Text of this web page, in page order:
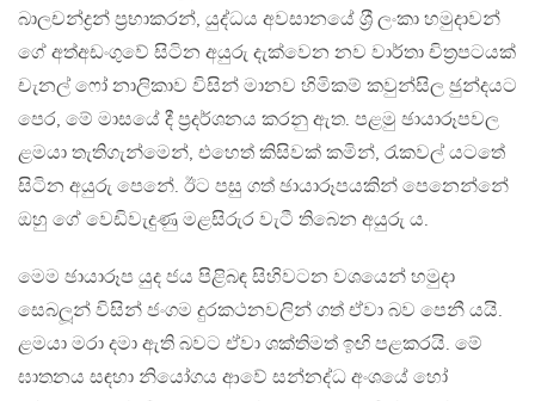
බාලචන්ද්‍රන් ප‍්‍රභාකරන්, යුද්ධය අවසානයේ ශ‍්‍රී ලංකා හමුදාවන්
ගේ අත්අඩංගුවේ සිටින අයුරු දැක්වෙන නව වාර්තා චිත‍්‍රපටයක්
චැනල් ෆෝ නාලිකාව විසින් මානව හිමිකම් කවුන්සිල ඡුන්දයට
පෙර, මේ මාසයේ දී ප‍්‍රදර්ශනය කරනු ඇත. පළමු ඡායාරූපවල
ළමයා තැතිගැන්මෙන්, එහෙත් කිසිවක් කමින්, රැකවල් යටතේ
සිටින අයුරු පෙනේ. ඊට පසු ගත් ඡායාරූපයකින් පෙනෙන්නේ
ඔහු ගේ වෙඩිවැදුණු මළසිරුර වැටී තිබෙන අයුරු ය.
මෙම ඡායාරූප යුද ජය පිළිබඳ සිහිවටන වශයෙන් හමුදා
සෙබලූන් විසින් ජංගම දුරකථනවලින් ගත් ඒවා බව පෙනී යයි.
ළමයා මරා දමා ඇති බවට ඒවා ශක්තිමත් ඉඟි පළකරයි. මේ
ඝාතනය සඳහා නියෝගය ආවේ සන්නද්ධ අංශයේ හෝ